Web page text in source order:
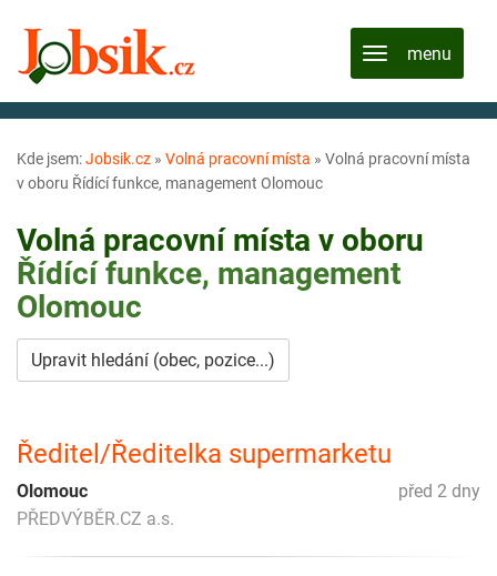
Kde jsem:Jobsik.cz » Volná pracovní místa » Volná pracovní místa
v oboru Řídící funkce, management Olomouc
Volná pracovní místa v oboru
Řídící funkce, management
Olomouc
Upravit hledání (obec, pozice...)
Ředitel/Ředitelka supermarketu
před 2 dny
Olomouc
PŘEDVÝBĚR.CZ a.s.